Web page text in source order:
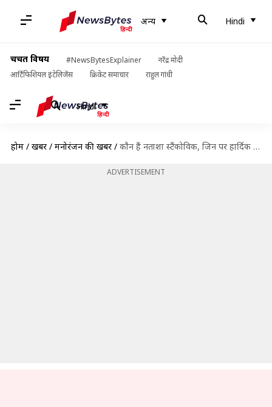
अन्य Hindi
चर्चित विषय #NewsBytesExplainer
नरेंद्र मोदी
आर्टिफिशियल इंटेलिजेंस
क्रिकेट समाचार राहुल गांधी
Hindi
होम / खबरें / मनोरंजन की खबरें / काैन हैं नताशा स्टैंकोविक, जिन पर हार्दिक पंड्या का आया दिल?
ADVERTISEMENT